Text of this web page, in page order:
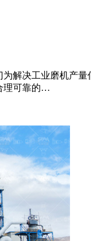
解决工业磨机产
理可靠的…